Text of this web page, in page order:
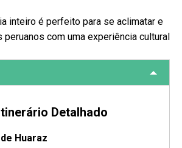
inteiro é perfeito para se aclimatar e
peruanos com uma experiência cultural
Detalhado
Huaraz